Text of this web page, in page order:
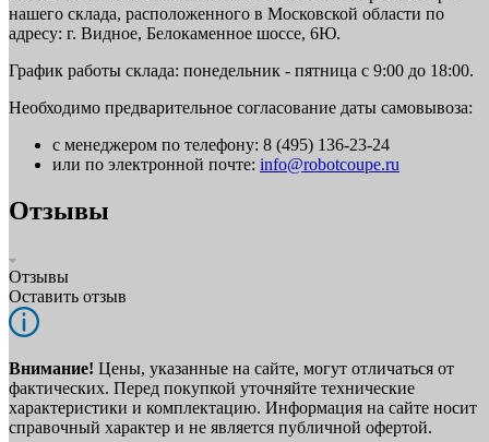
нашего склада, расположенного в Московской области по
адресу: г. Видное, Белокаменное шоссе, 6Ю.
График работы склада: понедельник - пятница с 9:00 до 18:00.
Необходимо предварительное согласование даты самовывоза:
с менеджером по телефону: 8 (495) 136-23-24
или по электронной почте: info@robotcoupe.ru
Отзывы
Отзывы
Оставить отзыв
Внимание! Цены, указанные на сайте, могут отличаться от
фактических. Перед покупкой уточняйте технические
характеристики и комплектацию. Информация на сайте носит
справочный характер и не является публичной офертой.